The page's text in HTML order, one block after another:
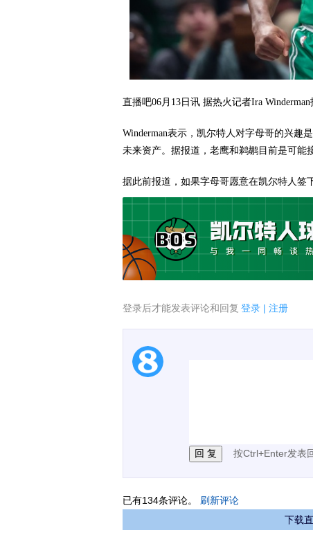
直播吧06月13日讯 据热火记者Ira
Winderman表示，凯尔特人对字母哥的兴趣
未来资产。据报道，老鹰和鹈鹕目前是可能
据此前报道，如果字母哥愿意在凯尔特人签
登录后才能发表评论和回复 登录 | 注册
1.电脑端新用户可以发表
按Ctrl+Enter发表
已有134条评论。 刷新评论
下载